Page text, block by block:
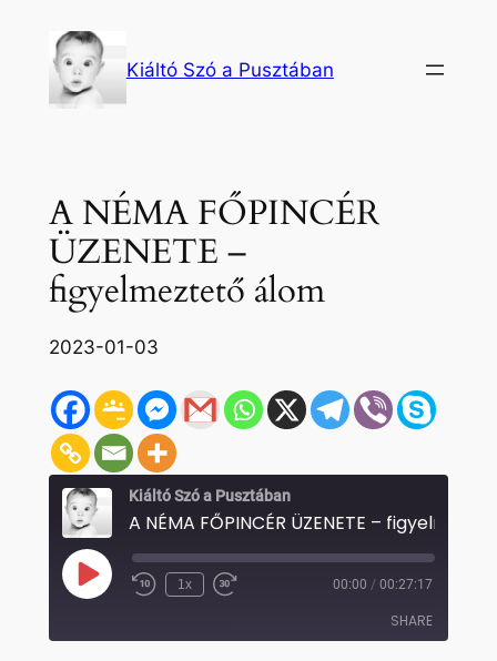
tartalomhoz
Kiáltó Szó a Pusztában
A NÉMA FŐPINCÉR
ÜZENETE –
figyelmeztető álom
2023-01-03
Kiáltó Szó a Pusztában
Play
Episode Rewind
1x
Fast
seconds
00:00 / 00:27:17
SHARE